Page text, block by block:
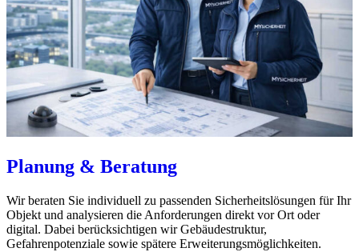
Planung & Beratung
Wir beraten Sie individuell zu passenden Sicherheitslösungen für Ihr
Objekt und analysieren die Anforderungen direkt vor Ort oder
digital. Dabei berücksichtigen wir Gebäudestruktur,
Gefahrenpotenziale sowie spätere Erweiterungsmöglichkeiten.